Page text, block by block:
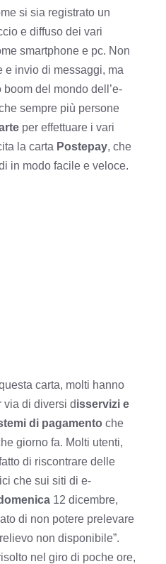
si sia registrato un
e diffuso dei vari
smartphone e pc. Non
e invio di messaggi, ma
del mondo dell’e-
sempre più persone
per effettuare i vari
la carta Postepay, che
in modo facile e veloce.
carta, molti hanno
via di diversi disservizi e
di pagamento che
giorno fa. Molti utenti,
di riscontrare delle
che sui siti di e-
12 dicembre,
di non potere prelevare
non disponibile”.
nel giro di poche ore,